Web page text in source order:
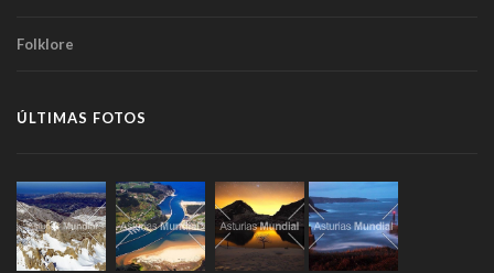
Folklore
ÚLTIMAS FOTOS